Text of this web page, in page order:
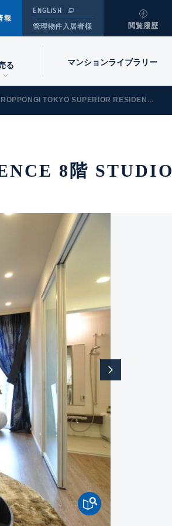
報
ENGLISH
管理物件入居者様
閲覧履歴
る マンションライブラリー
TOKYO SUPERIOR RESIDENCE 8階 STUDIO
8階 STUDIO